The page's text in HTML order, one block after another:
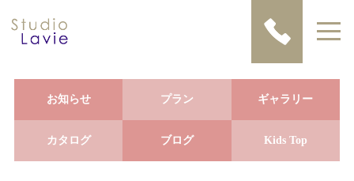
お知らせ プラン ギャラリー
カタログ ブログ Kids Top